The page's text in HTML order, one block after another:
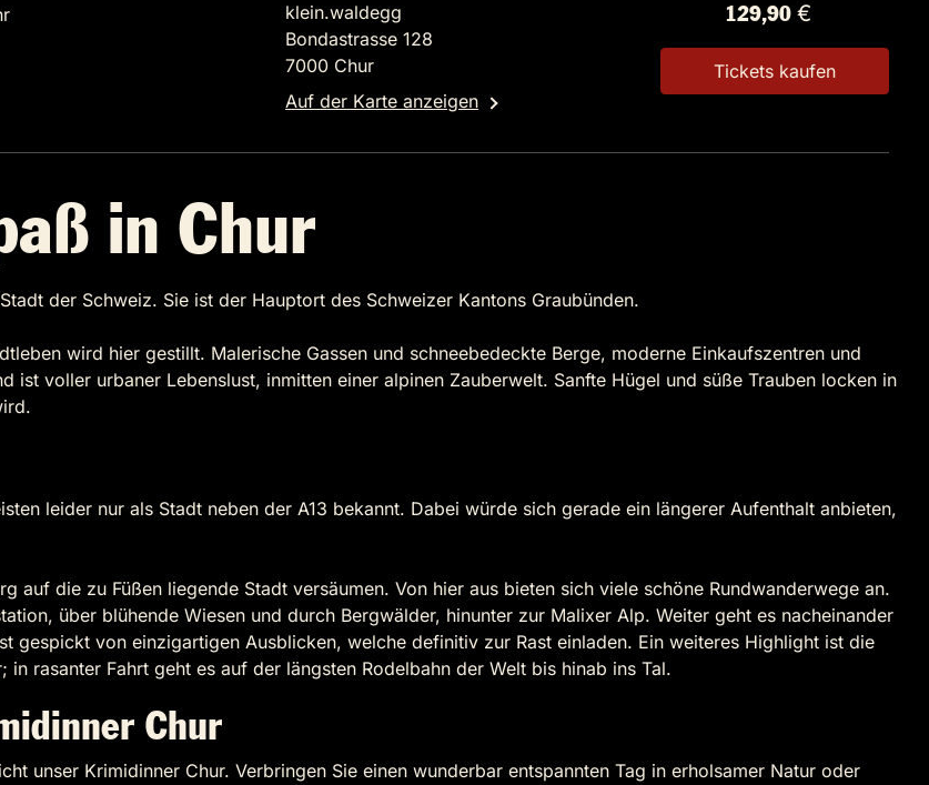
klein.waldegg
Bondastrasse 128
7000 Chur
Auf der Karte anzeigen
129,90 €
Tickets kaufen
in Chur
der Schweiz. Sie ist der Hauptort des Schweizer Kantons Graubünden.
wird hier gestillt. Malerische Gassen und schneebedeckte Berge, moderne Einkaufszentren und
ist voller urbaner Lebenslust, inmitten einer alpinen Zauberwelt. Sanfte Hügel und süße Trauben locken in
leider nur als Stadt neben der A13 bekannt. Dabei würde sich gerade ein längerer Aufenthalt anbieten,
auf die zu Füßen liegende Stadt versäumen. Von hier aus bieten sich viele schöne Rundwanderwege an.
über blühende Wiesen und durch Bergwälder, hinunter zur Malixer Alp. Weiter geht es nacheinander
gespickt von einzigartigen Ausblicken, welche definitiv zur Rast einladen. Ein weiteres Highlight ist die
rasanter Fahrt geht es auf der längsten Rodelbahn der Welt bis hinab ins Tal.
Chur
unser Krimidinner Chur. Verbringen Sie einen wunderbar entspannten Tag in erholsamer Natur oder